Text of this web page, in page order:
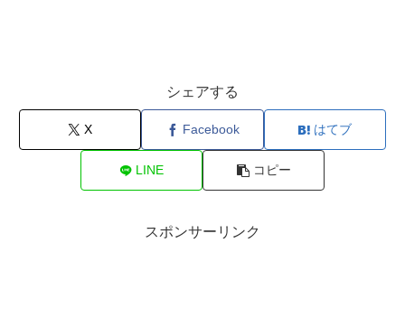
シェアする
X Facebook はてブ
LINE コピー
スポンサーリンク